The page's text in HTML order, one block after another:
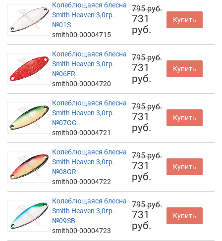
Колеблющаяся блесна
Smith Heaven 3,0гр.
№01S
smith00-00004715
795 руб.
731
руб.
Купить
Колеблющаяся блесна
Smith Heaven 3,0гр.
№06FR
smith00-00004720
795 руб.
731
руб.
Купить
Колеблющаяся блесна
Smith Heaven 3,0гр.
№07GG
smith00-00004721
795 руб.
731
руб.
Купить
Колеблющаяся блесна
Smith Heaven 3,0гр.
№08GR
smith00-00004722
795 руб.
731
руб.
Купить
Колеблющаяся блесна
Smith Heaven 3,0гр.
№09SB
smith00-00004723
795 руб.
731
руб.
Купить